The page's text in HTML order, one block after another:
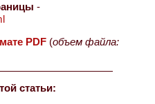
-
PDF (объем файла:
статьи: